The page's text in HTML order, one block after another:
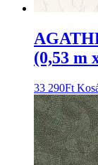
(0,53 m
33 290Ft